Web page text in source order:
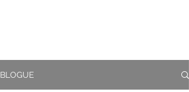
BLOGUE